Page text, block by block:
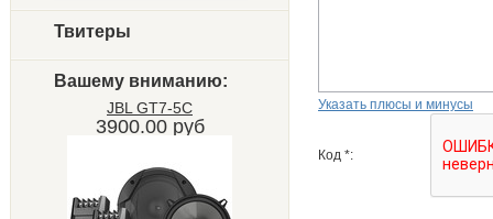
Твитеры
Вашему вниманию:
JBL GT7-5C
3900.00 руб
Указать плюсы и минусы
Код *: